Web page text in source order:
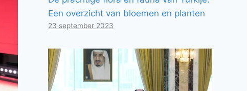
Een overzicht van bloemen en planten
23 september 2023